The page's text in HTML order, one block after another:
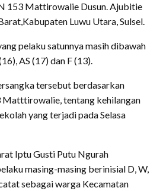
153 Mattirowalie Dusun. Ajubitie
Luwu Utara, Sulsel.
pelaku satunnya masih dibawah
AS (17) dan F (13).
tersebut berdasarkan
Matttirowalie, tentang kehilangan
yang terjadi pada Selasa
Iptu Gusti Putu Ngurah
masing-masing berinisial D, W,
sebagai warga Kecamatan